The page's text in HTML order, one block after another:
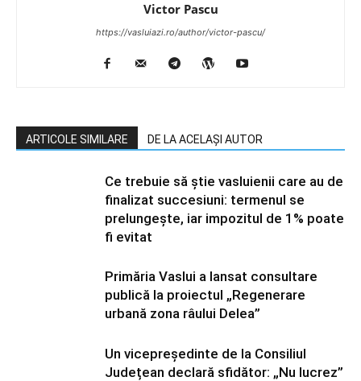
Victor Pascu
https://vasluiazi.ro/author/victor-pascu/
ARTICOLE SIMILARE DE LA ACELAȘI AUTOR
Ce trebuie să știe vasluienii care au de
finalizat succesiuni: termenul se
prelungește, iar impozitul de 1% poate
fi evitat
Primăria Vaslui a lansat consultare
publică la proiectul „Regenerare
urbană zona râului Delea”
Un vicepreședinte de la Consiliul
Județean declară sfidător: „Nu lucrez”